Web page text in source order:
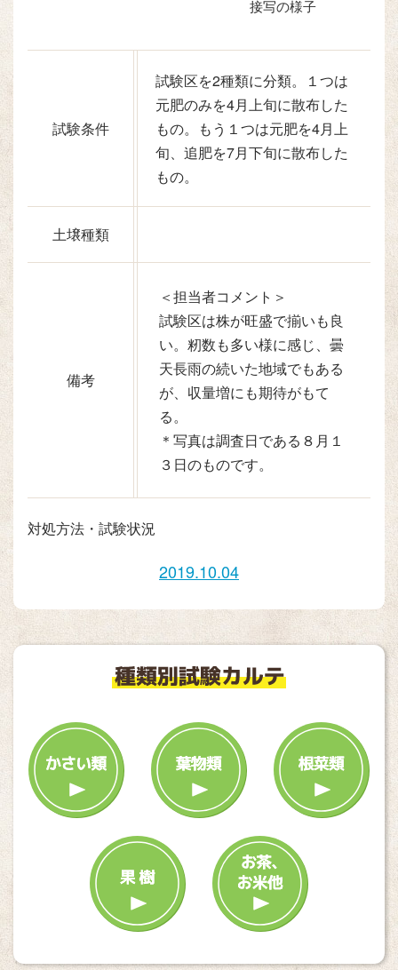
接写の様子
試験条件
試験区を2種類に分類。１つは
元肥のみを4月上旬に散布した
もの。もう１つは元肥を4月上
旬、追肥を7月下旬に散布した
もの。
土壌種類
備考
＜担当者コメント＞
試験区は株が旺盛で揃いも良
い。籾数も多い様に感じ、曇
天長雨の続いた地域でもある
が、収量増にも期待がもて
る。
＊写真は調査日である８月１
３日のものです。
対処方法・試験状況
2019.10.04